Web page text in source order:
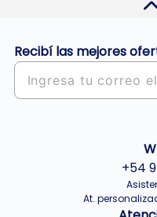
Recibí las mejores
+54 9
At.